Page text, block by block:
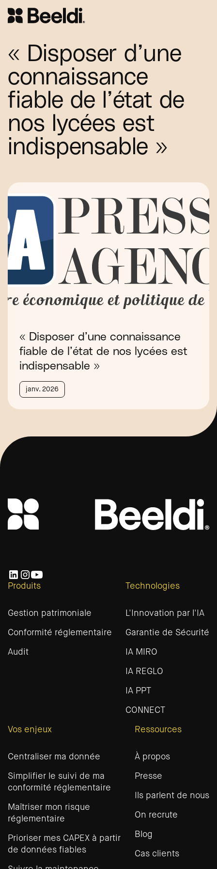
« Disposer d’une
connaissance
fiable de l’état de
nos lycées est
indispensable »
« Disposer d’une connaissance
fiable de l’état de nos lycées est
indispensable »
janv. 2026
Produits
Gestion patrimoniale
Conformité réglementaire
Audit
Technologies
L'Innovation par l'IA
Garantie de Sécurité
IA MIRO
IA REGLO
IA PPT
CONNECT
Vos enjeux
Centraliser ma donnée
Simplifier le suivi de ma
conformité réglementaire
Maîtriser mon risque
réglementaire
Prioriser mes CAPEX à partir
de données fiables
Ressources
À propos
Presse
Ils parlent de nous
On recrute
Blog
Cas clients